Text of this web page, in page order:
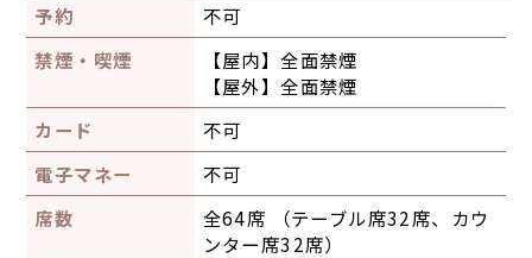
予約
不可
禁煙・喫煙
【屋内】全面禁煙
【屋外】全面禁煙
カード
不可
電子マネー
不可
席数
全64席 （テーブル席32席、カウ
ンター席32席）